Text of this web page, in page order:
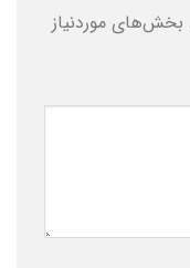
بخش‌های موردنیاز